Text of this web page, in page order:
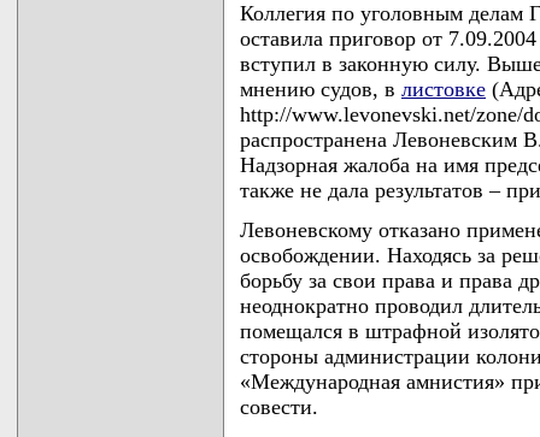
Коллегия по уголовным делам
оставила приговор от
вступил в законную силу.
мнению судов, в листовке
http://www.levonevski.net/zone/
распространена Левоневским
Надзорная жалоба на имя
также не дала результатов –
Левоневскому отказано
освобождении. Находясь за
борьбу за свои права и права
неоднократно проводил
помещался в штрафной
стороны администрации
«Международная амнистия»
совести.